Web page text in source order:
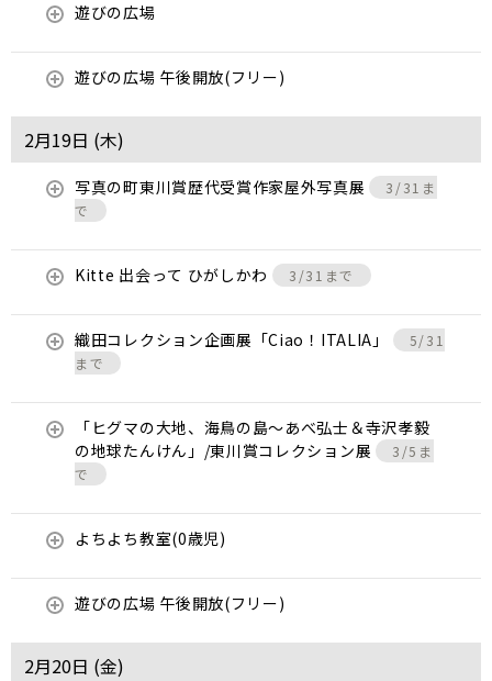
遊びの広場
遊びの広場 午後開放(フリー)
2月19日 (木)
写真の町東川賞歴代受賞作家屋外写真展
3/31ま
で
Kitte 出会って ひがしかわ 3/31まで
織田コレクション企画展「Ciao！ITALIA」
5/31
まで
「ヒグマの大地、海鳥の島～あべ弘士＆寺沢孝毅
の地球たんけん」/東川賞コレクション展
3/5ま
で
よちよち教室(0歳児)
遊びの広場 午後開放(フリー)
2月20日 (金)